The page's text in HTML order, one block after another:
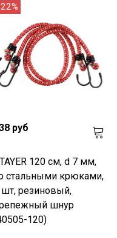
22%
руб
120 см, d 7 мм,
стальными крюками,
резиновый,
шнур
120)